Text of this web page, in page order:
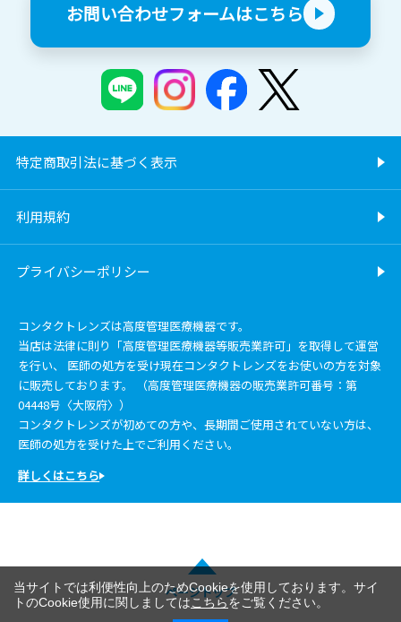
お問い合わせフォームはこちら
特定商取引法に基づく表示
利用規約
プライバシーポリシー
コンタクトレンズは高度管理医療機器です。
当店は法律に則り「高度管理医療機器等販売業許可」を取得して運営
を行い、 医師の処方を受け現在コンタクトレンズをお使いの方を対象
に販売しております。 （高度管理医療機器の販売業許可番号：第
04448号〈大阪府〉）
コンタクトレンズが初めての方や、長期間ご使用されていない方は、
医師の処方を受けた上でご利用ください。
詳しくはこちら
ページトップ
当サイトでは利便性向上のためCookieを使用しております。サイ
トのCookie使用に関しましてはこちらをご覧ください。